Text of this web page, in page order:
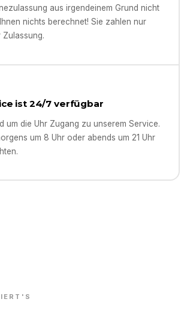
aus irgendeinem Grund nicht
nichts berechnet! Sie zahlen nur
ist 24/7 verfügbar
um die Uhr Zugang zu unserem Service.
um 8 Uhr oder abends um 21 Uhr